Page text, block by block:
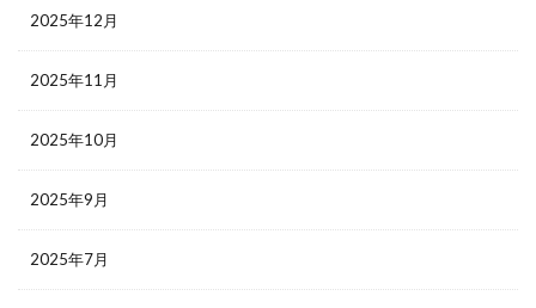
2025年12月
2025年11月
2025年10月
2025年9月
2025年7月